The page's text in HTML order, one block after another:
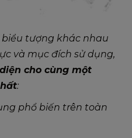
biểu tượng khác nhau
và mục đích sử dụng,
cho cùng một
:
phổ biến trên toàn